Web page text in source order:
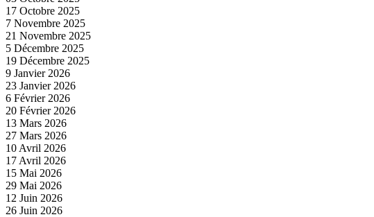
17 Octobre 2025
7 Novembre 2025
21 Novembre 2025
5 Décembre 2025
19 Décembre 2025
9 Janvier 2026
23 Janvier 2026
6 Février 2026
20 Février 2026
13 Mars 2026
27 Mars 2026
10 Avril 2026
17 Avril 2026
15 Mai 2026
29 Mai 2026
12 Juin 2026
26 Juin 2026